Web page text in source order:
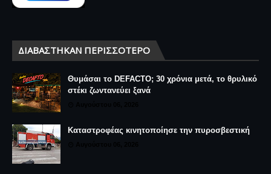
ΔΙΑΒΆΣΤΗΚΑΝ ΠΕΡΙΣΣΌΤΕΡΟ
Θυμάσαι το DEFACTO; 30 χρόνια μετά, το θρυλικό
στέκι ζωντανεύει ξανά
Καταστροφέας κινητοποίησε την πυροσβεστική